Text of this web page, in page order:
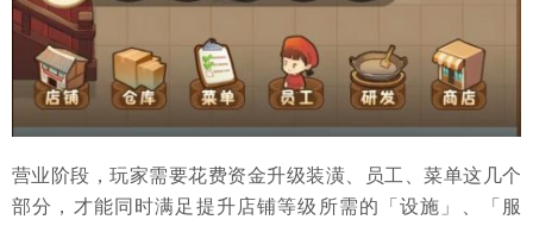
营业阶段，玩家需要花费资金升级装潢、员工、菜单这几个
部分，才能同时满足提升店铺等级所需的「设施」、「服